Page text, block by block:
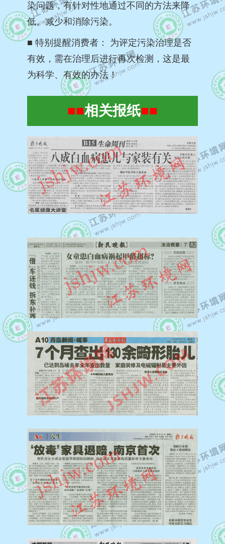
染问题，有针对性地通过不同的方法来降
低、减少和消除污染。
■ 特别提醒消费者： 为评定污染治理是否
有效，需在治理后进行再次检测，这是最
为科学、有效的办法！
■■相关报纸■■